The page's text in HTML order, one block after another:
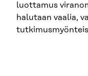
luottamus
halutaan vaalia,